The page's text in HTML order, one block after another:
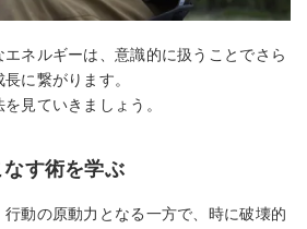
ネルギーは、意識的に扱うことでさら
に繋がります。
見ていきましょう。
す術を学ぶ
動の原動力となる一方で、時に破壊的